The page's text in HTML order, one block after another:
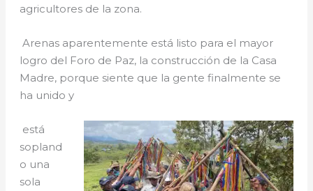
agricultores de la zona.
Arenas aparentemente está listo para el mayor
logro del Foro de Paz, la construcción de la Casa
Madre, porque siente que la gente finalmente se
ha unido y
está
sopland
o una
sola